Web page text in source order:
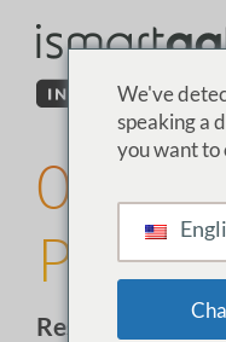
treści
02.
PRO/
Reset
We've
speaking a
you want to